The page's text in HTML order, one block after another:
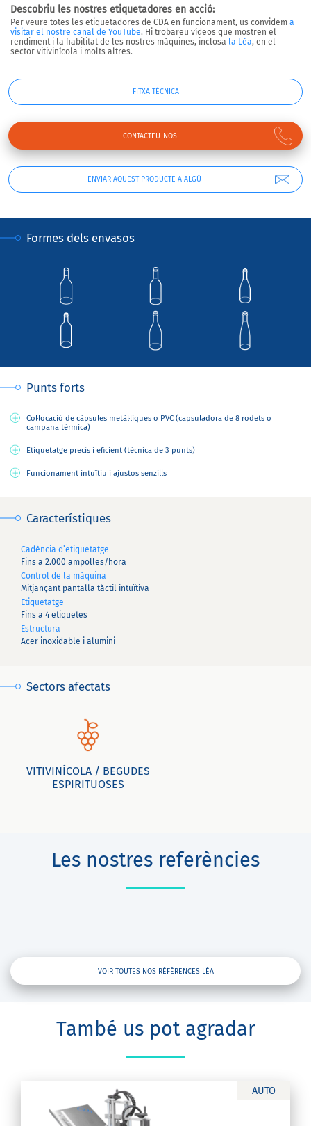
Descobriu les nostres etiquetadores en acció:
Per veure totes les etiquetadores de CDA en funcionament, us convidem a
visitar el nostre canal de YouTube. Hi trobareu vídeos que mostren el
rendiment i la fiabilitat de les nostres màquines, inclosa la Léa, en el
sector vitivinícola i molts altres.
ENVIAR AQUEST PRODUCTE A ALGÚ
FITXA TÈCNICA
CONTACTEU-NOS
Formes dels envasos
Punts forts
Col·locació de càpsules metàl·liques o PVC (capsuladora de 8 rodets o
campana tèrmica)
Etiquetatge precís i eficient (tècnica de 3 punts)
Funcionament intuïtiu i ajustos senzills
Característiques
Cadència d’etiquetatge
Fins a 2.000 ampolles/hora
Control de la màquina
Mitjançant pantalla tàctil intuïtiva
Etiquetatge
Fins a 4 etiquetes
Estructura
Acer inoxidable i alumini
Sectors afectats
VITIVINÍCOLA / BEGUDES
ESPIRITUOSES
Les nostres referències
VOIR TOUTES NOS RÉFÉRENCES LÉA
També us pot agradar
AUTO